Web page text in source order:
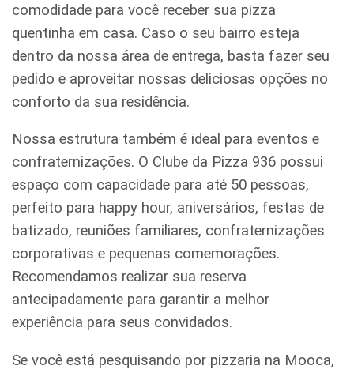
comodidade para você receber sua pizza
quentinha em casa. Caso o seu bairro esteja
dentro da nossa área de entrega, basta fazer seu
pedido e aproveitar nossas deliciosas opções no
conforto da sua residência.
Nossa estrutura também é ideal para eventos e
confraternizações. O Clube da Pizza 936 possui
espaço com capacidade para até 50 pessoas,
perfeito para happy hour, aniversários, festas de
batizado, reuniões familiares, confraternizações
corporativas e pequenas comemorações.
Recomendamos realizar sua reserva
antecipadamente para garantir a melhor
experiência para seus convidados.
Se você está pesquisando por pizzaria na Mooca,